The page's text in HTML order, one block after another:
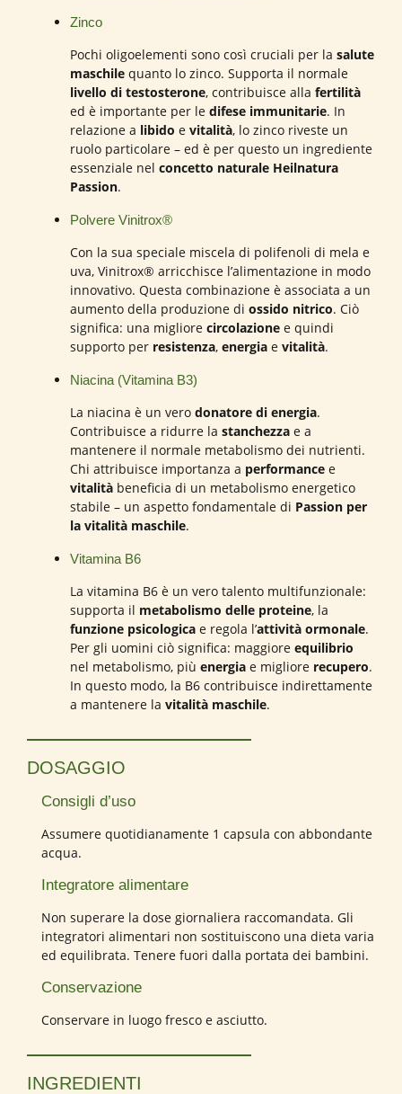
Zinco
Pochi oligoelementi sono così cruciali per la salute
maschile quanto lo zinco. Supporta il normale
livello di testosterone, contribuisce alla fertilità
ed è importante per le difese immunitarie. In
relazione a libido e vitalità, lo zinco riveste un
ruolo particolare – ed è per questo un ingrediente
essenziale nel concetto naturale Heilnatura
Passion.
Polvere Vinitrox®
Con la sua speciale miscela di polifenoli di mela e
uva, Vinitrox® arricchisce l’alimentazione in modo
innovativo. Questa combinazione è associata a un
aumento della produzione di ossido nitrico. Ciò
significa: una migliore circolazione e quindi
supporto per resistenza, energia e vitalità.
Niacina (Vitamina B3)
La niacina è un vero donatore di energia.
Contribuisce a ridurre la stanchezza e a
mantenere il normale metabolismo dei nutrienti.
Chi attribuisce importanza a performance e
vitalità beneficia di un metabolismo energetico
stabile – un aspetto fondamentale di Passion per
la vitalità maschile.
Vitamina B6
La vitamina B6 è un vero talento multifunzionale:
supporta il metabolismo delle proteine, la
funzione psicologica e regola l’attività ormonale.
Per gli uomini ciò significa: maggiore equilibrio
nel metabolismo, più energia e migliore recupero.
In questo modo, la B6 contribuisce indirettamente
a mantenere la vitalità maschile.
DOSAGGIO
Consigli d’uso
Assumere quotidianamente 1 capsula con abbondante
acqua.
Integratore alimentare
Non superare la dose giornaliera raccomandata. Gli
integratori alimentari non sostituiscono una dieta varia
ed equilibrata. Tenere fuori dalla portata dei bambini.
Conservazione
Conservare in luogo fresco e asciutto.
INGREDIENTI